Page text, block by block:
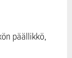
päällikkö,